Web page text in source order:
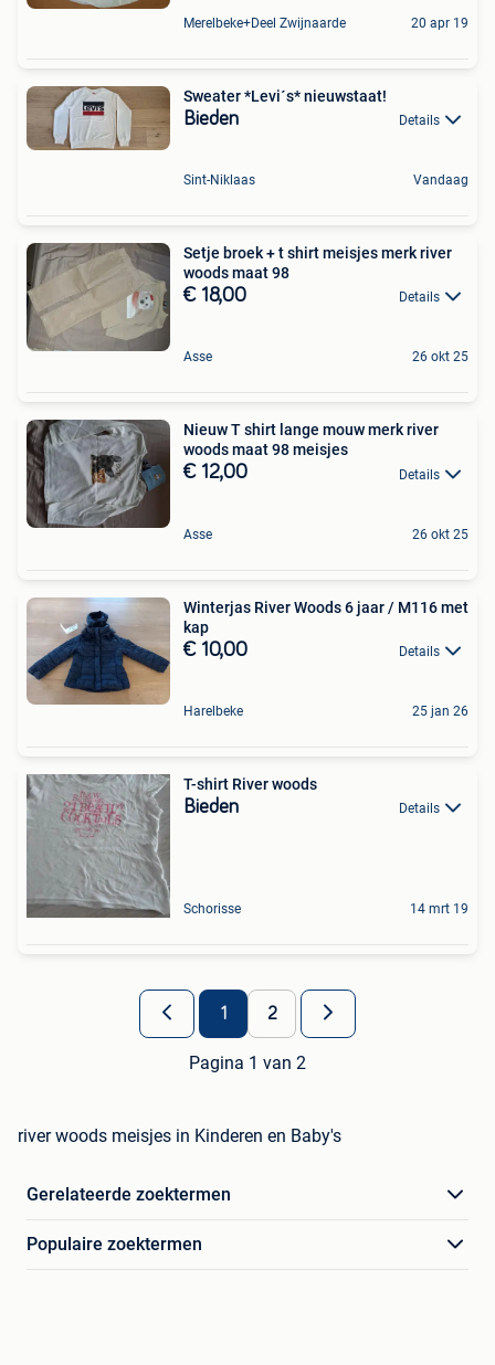
Merelbeke+Deel Zwijnaarde 20 apr 19
Sweater *Levi´s* nieuwstaat!
Bieden Details
Sint-Niklaas Vandaag
Setje broek + t shirt meisjes merk river
woods maat 98
€ 18,00 Details
Asse 26 okt 25
Nieuw T shirt lange mouw merk river
woods maat 98 meisjes
€ 12,00 Details
Asse 26 okt 25
Winterjas River Woods 6 jaar / M116 met
kap
€ 10,00 Details
Harelbeke 25 jan 26
T-shirt River woods
Bieden Details
Schorisse 14 mrt 19
1 2
Pagina 1 van 2
river woods meisjes in Kinderen en Baby's
Gerelateerde zoektermen
Populaire zoektermen